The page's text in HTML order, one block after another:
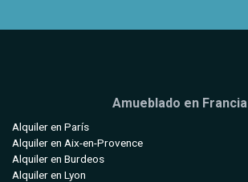
Amueblado en Francia
Alquiler en París
Alquiler en Aix-en-Provence
Alquiler en Burdeos
Alquiler en Lyon